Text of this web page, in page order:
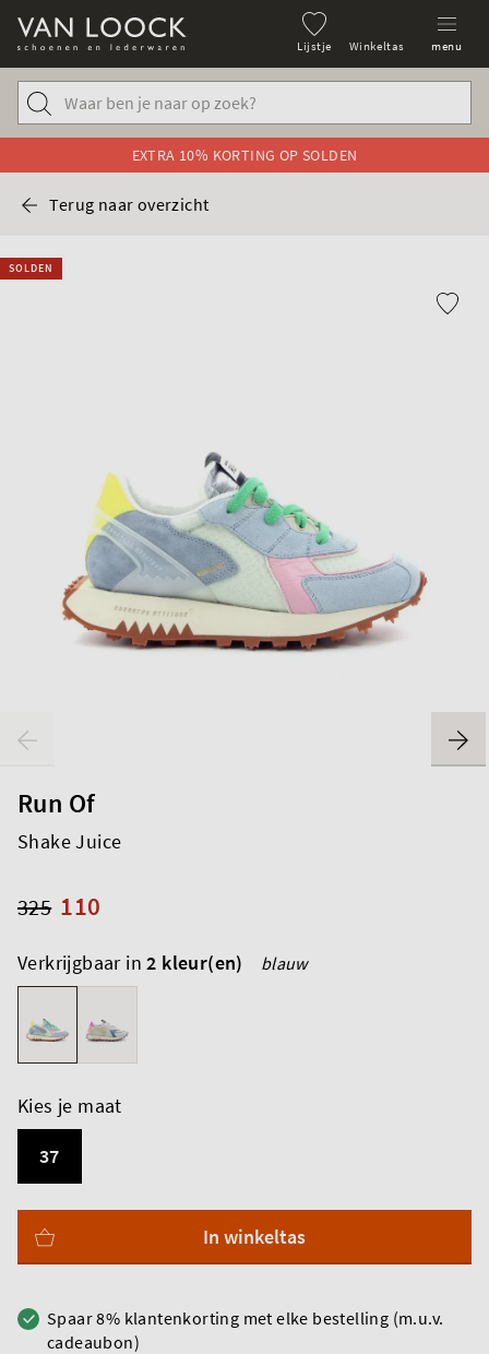
Lijstje Winkeltas menu
EXTRA 10% KORTING OP SOLDEN
Terug naar overzicht
SOLDEN
Run Of
Shake Juice
110
325
Verkrijgbaar in2 kleur(en) blauw
Kies je maat
37
In winkeltas
Spaar 8% klantenkorting met elke bestelling (m.u.v.
cadeaubon)